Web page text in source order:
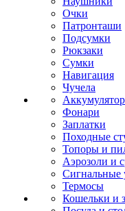
Очки
Патронташи
Подсумки
Рюкзаки
Сумки
Навигация
Чучела
Фонари
Заплатки
Походные
Топоры и
Аэрозоли и
Сигнальные
Термосы
Кошельки и